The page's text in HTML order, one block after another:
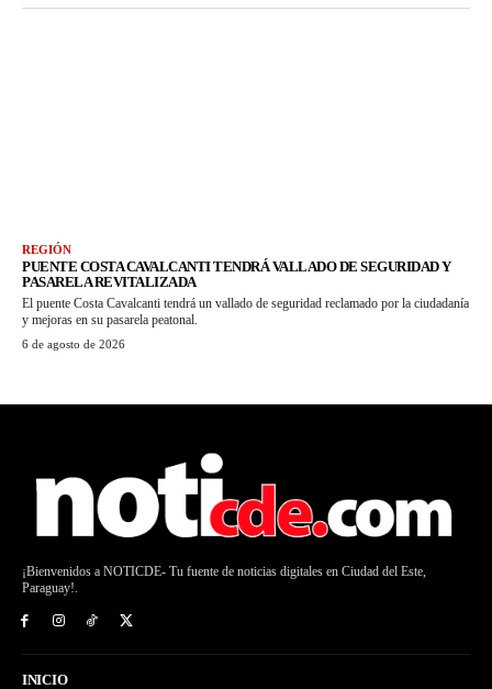
REGIÓN
PUENTE COSTA CAVALCANTI TENDRÁ VALLADO DE SEGURIDAD Y
PASARELA REVITALIZADA
El puente Costa Cavalcanti tendrá un vallado de seguridad reclamado por la ciudadanía
y mejoras en su pasarela peatonal.
6 de agosto de 2026
¡Bienvenidos a NOTICDE- Tu fuente de noticias digitales en Ciudad del Este,
Paraguay!.
INICIO